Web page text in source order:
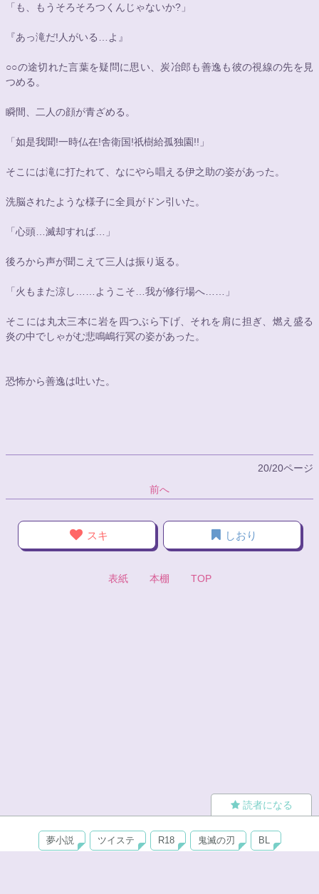
「も、もうそろそろつくんじゃないか?」
『あっ滝だ!人がいる…よ』
○○の途切れた言葉を疑問に思い、炭冶郎も善逸も彼の視線の先を見
つめる。
瞬間、二人の顔が青ざめる。
「如是我聞!一時仏在!舎衛国!祇樹給孤独園!!」
そこには滝に打たれて、なにやら唱える伊之助の姿があった。
洗脳されたような様子に全員がドン引いた。
「心頭…滅却すれば…」
後ろから声が聞こえて三人は振り返る。
「火もまた涼し……ようこそ…我が修行場へ……」
そこには丸太三本に岩を四つぶら下げ、それを肩に担ぎ、燃え盛る
炎の中でしゃがむ悲鳴嶋行冥の姿があった。
恐怖から善逸は吐いた。
20/20ページ
前へ
スキ しおり
表紙 本棚 TOP
夢小説 ツイステ R18 鬼滅の刃 BL
読者になる